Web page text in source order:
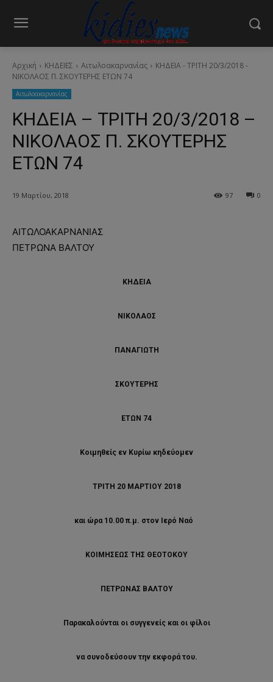
Αρχική ΚΗΔΕΙΕΣ Aιτωλοακαρνανίας
ΚΗΔΕΙΑ - ΤΡΙΤΗ 20/3/2018 -
ΝΙΚΟΛΑΟΣ Π. ΣΚΟΥΤΕΡΗΣ ΕΤΩΝ 74
Aιτωλοακαρνανίας
ΚΗΔΕΙΑ – ΤΡΙΤΗ 20/3/2018 –
ΝΙΚΟΛΑΟΣ Π. ΣΚΟΥΤΕΡΗΣ
ΕΤΩΝ 74
19 Μαρτίου, 2018 0
97
ΑΙΤΩΛΟΑΚΑΡΝΑΝΙΑΣ
ΠΕΤΡΩΝΑ ΒΑΛΤΟΥ
ΚΗΔΕΙΑ
ΝΙΚΟΛΑΟΣ
ΠΑΝΑΓΙΩΤΗ
ΣΚΟΥΤΕΡΗΣ
ΕΤΩΝ 74
Κοιμηθείς εν Κυρίω κηδεύομεν
ΤΡΙΤΗ 20 ΜΑΡΤΙΟΥ 2018
και ώρα 10.00 π.μ. στον Ιερό Ναό
ΚΟΙΜΗΣΕΩΣ ΤΗΣ ΘΕΟΤΟΚΟΥ
ΠΕΤΡΩΝΑΣ ΒΑΛΤΟΥ
Παρακαλούνται οι συγγενείς και οι φίλοι
να συνοδεύσουν την εκφορά του.